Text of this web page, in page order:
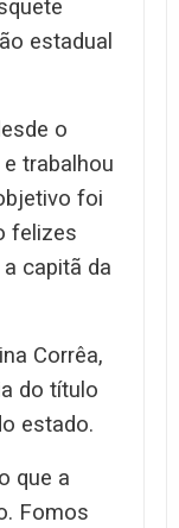
estadual
o
trabalhou
foi
felizes
capitã da
Corrêa,
do título
estado.
que a
Fomos